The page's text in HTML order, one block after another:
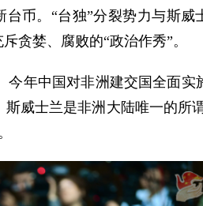
币。“台独”分裂势力与斯威
贪婪、腐败的“政治作秀”。
年中国对非洲建交国全面实
威士兰是非洲大陆唯一的所